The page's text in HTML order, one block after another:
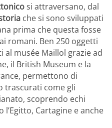
si attraversano, dal
che si sono sviluppati
prima che questa fosse
romani. Ben 250 oggetti
al musée Maillol grazie ad
il British Museum e la
permettono di
trascurati come gli
scoprendo echi
Cartagine e anche